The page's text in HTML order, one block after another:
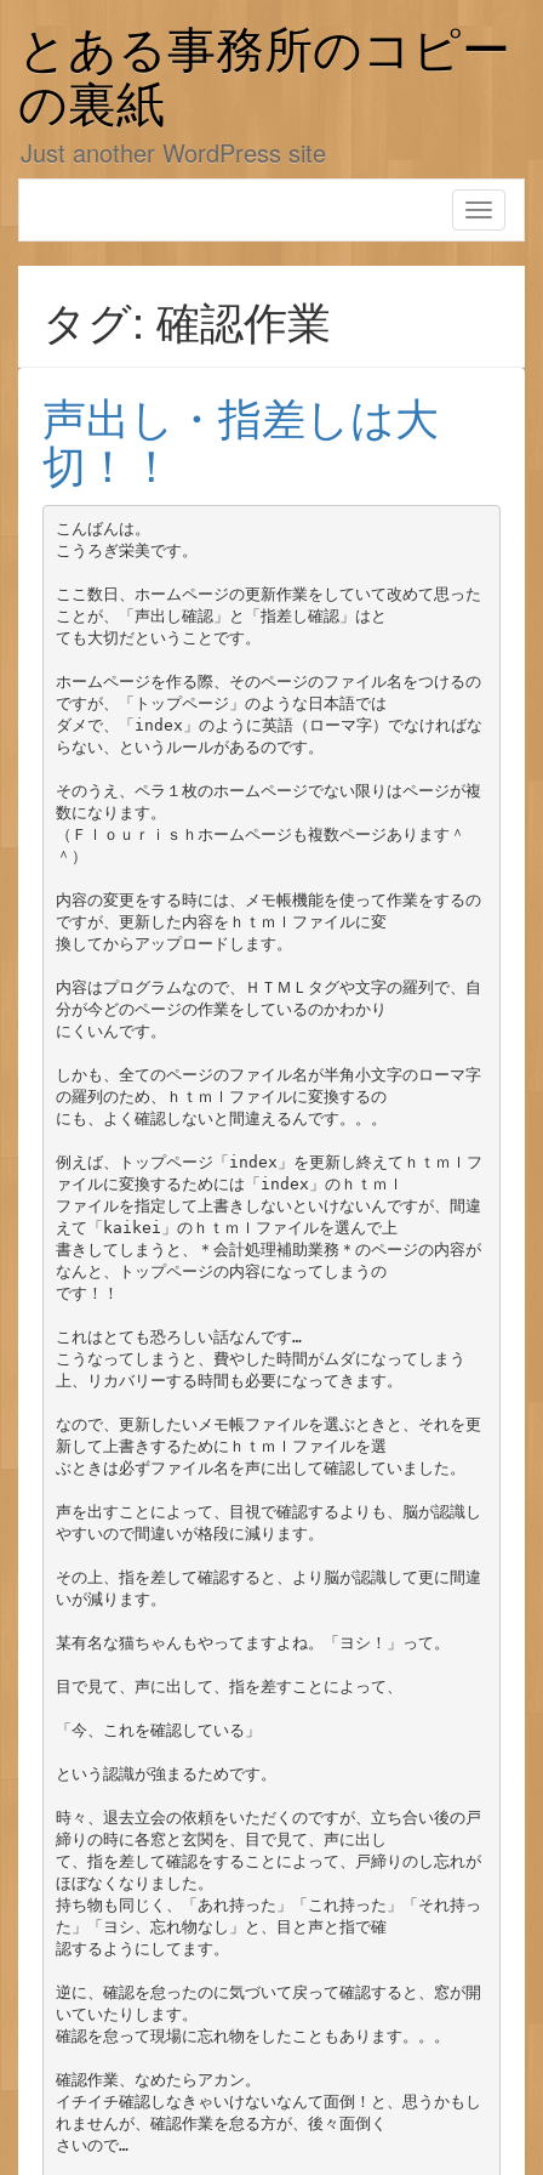
とある事務所のコピー
の裏紙
Just another WordPress site
Toggle
タグ: 確認作業
声出し・指差しは大
切！！
こんばんは。
こうろぎ栄美です。
ここ数日、ホームページの更新作業をしていて改めて思った
ことが、「声出し確認」と「指差し確認」はと
ても大切だということです。
ホームページを作る際、そのページのファイル名をつけるの
ですが、「トップページ」のような日本語では
ダメで、「index」のように英語（ローマ字）でなければな
らない、というルールがあるのです。
そのうえ、ペラ１枚のホームページでない限りはページが複
数になります。
（Ｆｌｏｕｒｉｓｈホームページも複数ページあります＾
＾）
内容の変更をする時には、メモ帳機能を使って作業をするの
ですが、更新した内容をｈｔｍｌファイルに変
換してからアップロードします。
内容はプログラムなので、ＨＴＭＬタグや文字の羅列で、自
分が今どのページの作業をしているのかわかり
にくいんです。
しかも、全てのページのファイル名が半角小文字のローマ字
の羅列のため、ｈｔｍｌファイルに変換するの
にも、よく確認しないと間違えるんです。。。
例えば、トップページ「index」を更新し終えてｈｔｍｌフ
ァイルに変換するためには「index」のｈｔｍｌ
ファイルを指定して上書きしないといけないんですが、間違
えて「kaikei」のｈｔｍｌファイルを選んで上
書きしてしまうと、＊会計処理補助業務＊のページの内容が
なんと、トップページの内容になってしまうの
です！！
これはとても恐ろしい話なんです…
こうなってしまうと、費やした時間がムダになってしまう
上、リカバリーする時間も必要になってきます。
なので、更新したいメモ帳ファイルを選ぶときと、それを更
新して上書きするためにｈｔｍｌファイルを選
ぶときは必ずファイル名を声に出して確認していました。
声を出すことによって、目視で確認するよりも、脳が認識し
やすいので間違いが格段に減ります。
その上、指を差して確認すると、より脳が認識して更に間違
いが減ります。
某有名な猫ちゃんもやってますよね。「ヨシ！」って。
目で見て、声に出して、指を差すことによって、
「今、これを確認している」
という認識が強まるためです。
時々、退去立会の依頼をいただくのですが、立ち合い後の戸
締りの時に各窓と玄関を、目で見て、声に出し
て、指を差して確認をすることによって、戸締りのし忘れが
ほぼなくなりました。
持ち物も同じく、「あれ持った」「これ持った」「それ持っ
た」「ヨシ、忘れ物なし」と、目と声と指で確
認するようにしてます。
逆に、確認を怠ったのに気づいて戻って確認すると、窓が開
いていたりします。
確認を怠って現場に忘れ物をしたこともあります。。。
確認作業、なめたらアカン。
イチイチ確認しなきゃいけないなんて面倒！と、思うかもし
れませんが、確認作業を怠る方が、後々面倒く
さいので…